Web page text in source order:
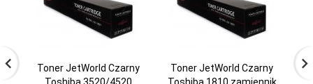
Toner JetWorld Czarny
Toner JetWorld Czarny